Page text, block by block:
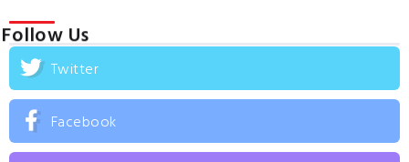
Follow Us
Twitter
Facebook